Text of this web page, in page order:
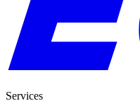
Services